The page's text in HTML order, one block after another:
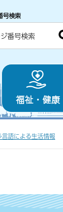
号検索
福祉・健康
言語による生活情報